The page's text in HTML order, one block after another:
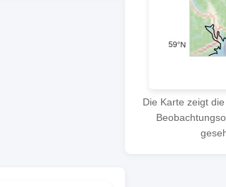
Die Karte zeigt